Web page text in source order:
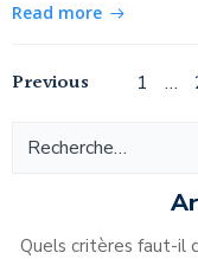
Read more
des
articles
Previous
des
Page
1 …
Quels critères faut-il